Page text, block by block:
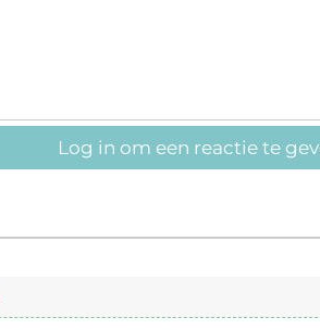
Log in om een reactie te